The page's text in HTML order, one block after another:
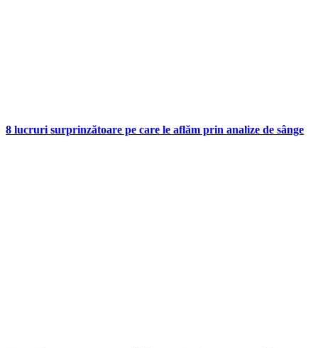
8 lucruri surprinzătoare pe care le aflăm prin analize de sânge